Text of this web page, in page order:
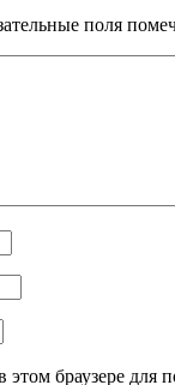
поля
этом браузере